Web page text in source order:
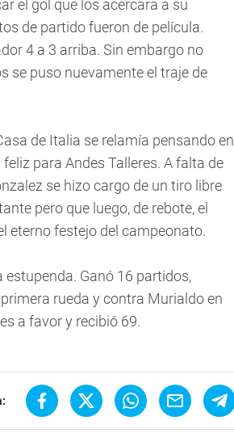
el gol que los acercara a su
de partido fueron de película.
4 a 3 arriba. Sin embargo no
se puso nuevamente el traje de
de Italia se relamía pensando en
para Andes Talleres. A falta de
se hizo cargo de un tiro libre
pero que luego, de rebote, el
eterno festejo del campeonato.
Ganó 16 partidos,
rueda y contra Murialdo en
a favor y recibió 69.